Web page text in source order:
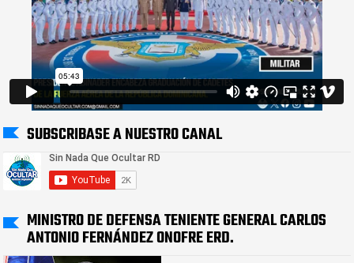
SUBSCRIBASE A NUESTRO CANAL
MINISTRO DE DEFENSA TENIENTE GENERAL CARLOS
ANTONIO FERNÁNDEZ ONOFRE ERD.